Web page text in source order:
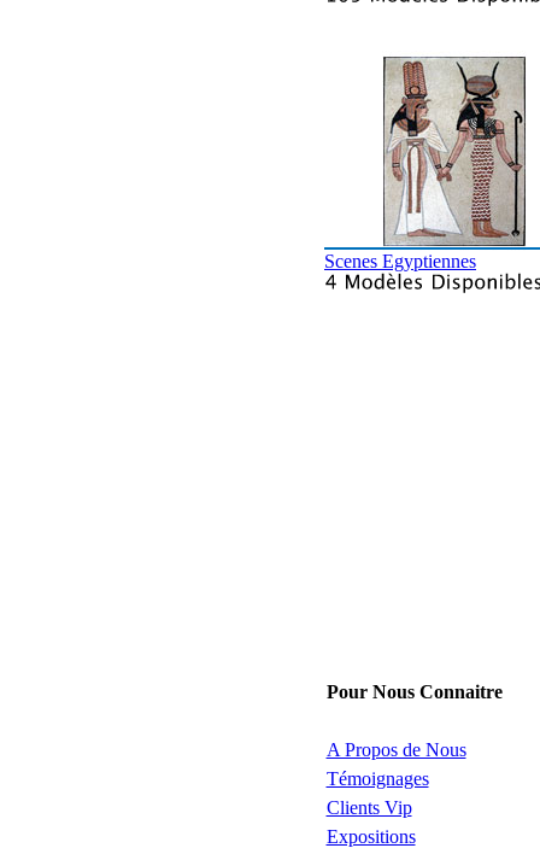
Scenes Egyptiennes
Pour Nous Connaitre
A Propos de Nous
Témoignages
Clients Vip
Expositions